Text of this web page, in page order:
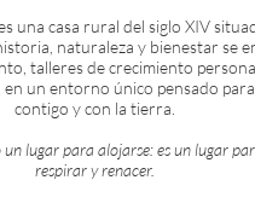
una casa rural del siglo XIV
naturaleza y bienestar se
talleres de crecimiento
en un entorno único pensado
contigo y con la tierra.
lugar para alojarse: es un lugar
respirar y renacer.